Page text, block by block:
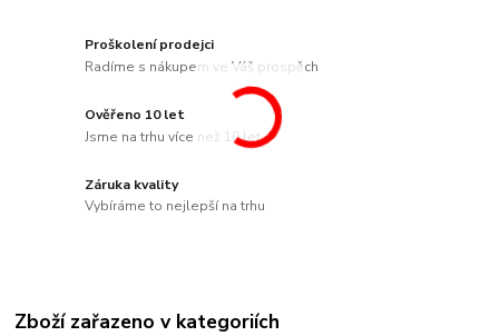
Proškolení prodejci
Radíme s nákupem ve Váš prospěch
Ověřeno 10 let
Jsme na trhu více než 10 let
Záruka kvality
Vybíráme to nejlepší na trhu
Zboží zařazeno v kategoriích